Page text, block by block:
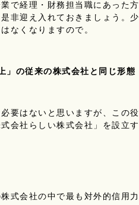
で経理・財務担当職にあった方
非迎え入れておきましょう。少
なくなりますので。
」の従来の株式会社と同じ形態
要はないと思いますが、この役
会社らしい株式会社」を設立す
式会社の中で最も対外的信用力